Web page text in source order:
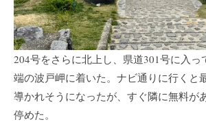
204号をさらに北上し、県道301号に入
端の波戸岬に着いた。ナビ通りに行くと
導かれそうになったが、すぐ隣に無料が
停めた。